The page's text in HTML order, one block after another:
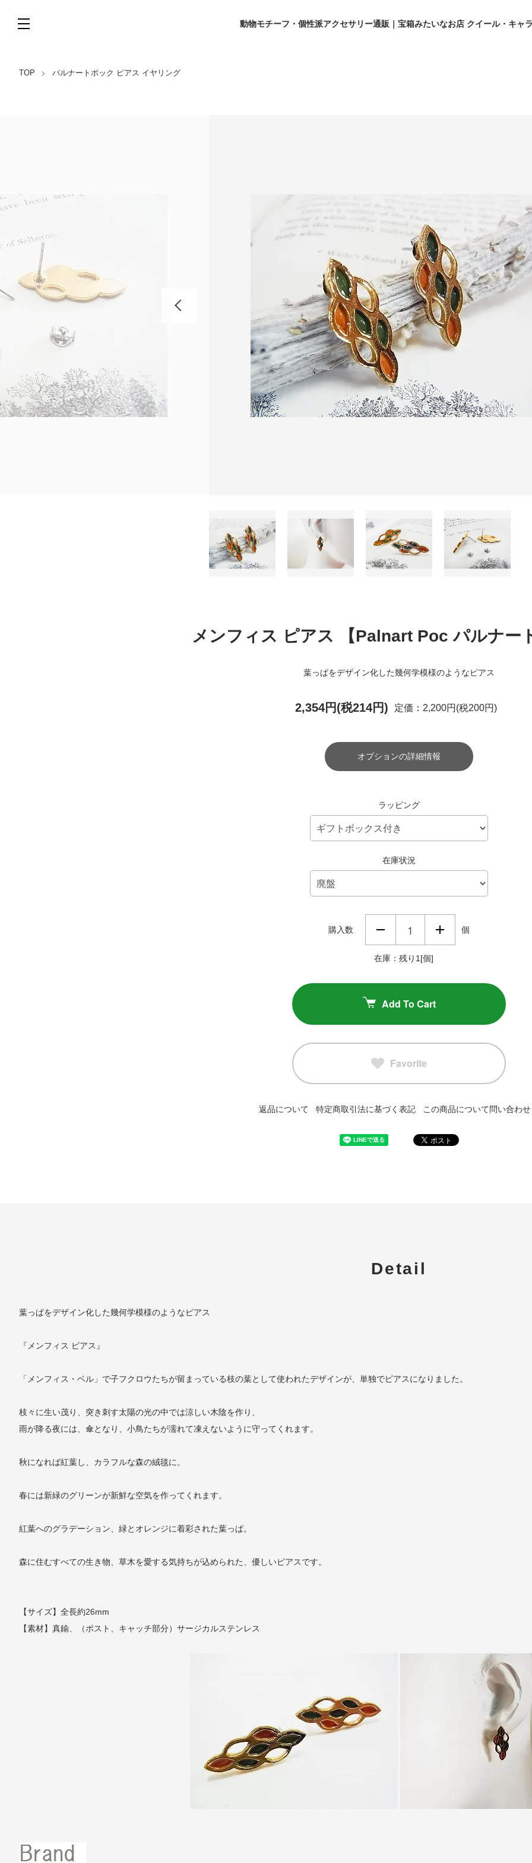
動物モチーフ・個性派アクセサリー通販｜宝箱みたいなお店 クイール・キャ
TOP パルナートポック ピアス イヤリング
メンフィス ピアス 【Palnart Poc パルナー
葉っぱをデザイン化した幾何学模様のようなピアス
2,354円(税214円) 定価：2,200円(税200円)
オプションの詳細情報
ラッピング
在庫状況
購入数 個
在庫：残り1[個]
Add To Cart
Favorite
返品について 特定商取引法に基づく表記 この商品について問い合わ
Detail
葉っぱをデザイン化した幾何学模様のようなピアス
『メンフィス ピアス』
「メンフィス・ベル」で子フクロウたちが留まっている枝の葉として使われたデザインが、単独でピアスになりました。
枝々に生い茂り、突き刺す太陽の光の中では涼しい木陰を作り、
雨が降る夜には、傘となり、小鳥たちが濡れて凍えないように守ってくれます。
秋になれば紅葉し、カラフルな森の絨毯に。
春には新緑のグリーンが新鮮な空気を作ってくれます。
紅葉へのグラデーション、緑とオレンジに着彩された葉っぱ。
森に住むすべての生き物、草木を愛する気持ちが込められた、優しいピアスです。
【サイズ】全長約26mm
【素材】真鍮、（ポスト、キャッチ部分） サージカルステンレス